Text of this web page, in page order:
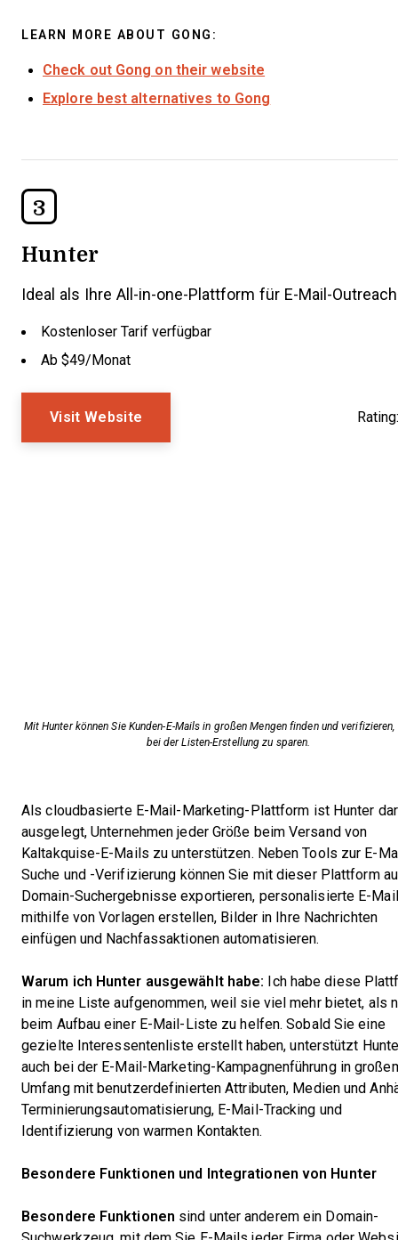
LEARN MORE ABOUT GONG:
Check out Gong on their website
Explore best alternatives to Gong
3
Hunter
Ideal als Ihre All-in-one-Plattform für E-Mail-Outreach
Kostenloser Tarif verfügbar
Ab $49/Monat
Visit Website Rating:
Mit Hunter können Sie Kunden-E-Mails in großen Mengen finden und
bei der Listen-Erstellung zu sparen.
Als cloudbasierte E-Mail-Marketing-Plattform ist Hunter
ausgelegt, Unternehmen jeder Größe beim Versand von
Kaltakquise-E-Mails zu unterstützen. Neben Tools zur E-
Suche und -Verifizierung können Sie mit dieser Plattform
Domain-Suchergebnisse exportieren, personalisierte E-
mithilfe von Vorlagen erstellen, Bilder in Ihre Nachrichten
einfügen und Nachfassaktionen automatisieren.
Warum ich Hunter ausgewählt habe: Ich habe diese
in meine Liste aufgenommen, weil sie viel mehr bietet, als
beim Aufbau einer E-Mail-Liste zu helfen. Sobald Sie eine
gezielte Interessentenliste erstellt haben, unterstützt
auch bei der E-Mail-Marketing-Kampagnenführung in
Umfang mit benutzerdefinierten Attributen, Medien und
Terminierungsautomatisierung, E-Mail-Tracking und
Identifizierung von warmen Kontakten.
Besondere Funktionen und Integrationen von Hunter
Besondere Funktionen sind unter anderem ein Domain-